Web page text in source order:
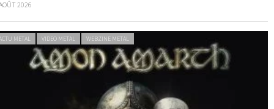
2026
METAL VIDEO METAL WEBZINE METAL